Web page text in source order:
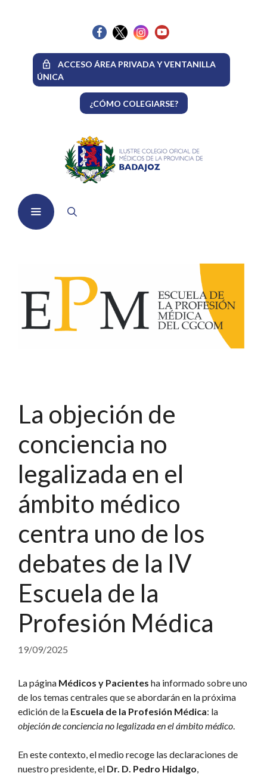
ACCESO ÁREA PRIVADA Y VENTANILLA
ÚNICA
¿CÓMO COLEGIARSE?
La objeción de
conciencia no
legalizada en el
ámbito médico
centra uno de los
debates de la IV
Escuela de la
Profesión Médica
19/09/2025
La página Médicos y Pacientes ha informado sobre uno
de los temas centrales que se abordarán en la próxima
edición de la Escuela de la Profesión Médica: la
objeción de conciencia no legalizada en el ámbito médico
En este contexto, el medio recoge las declaraciones de
nuestro presidente, el Dr. D. Pedro Hidalgo